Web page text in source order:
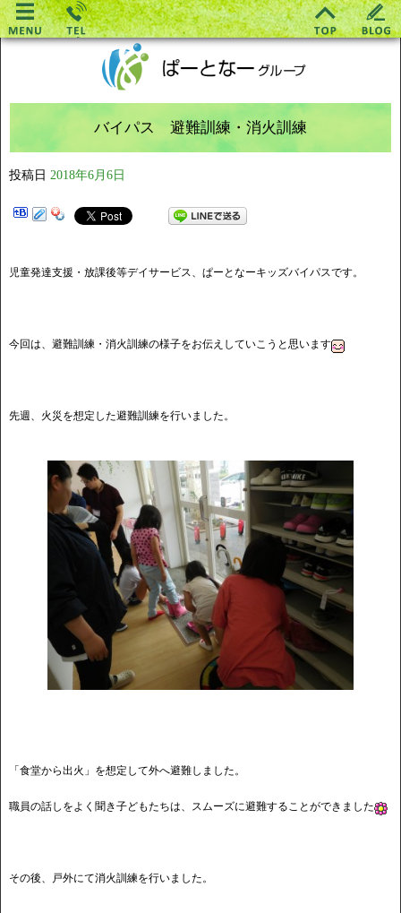
バイパス 避難訓練・消火訓練
投稿日 2018年6月6日
児童発達支援・放課後等デイサービス、ぱーとなーキッズバイパスです。
今回は、避難訓練・消火訓練の様子をお伝えしていこうと思います
先週、火災を想定した避難訓練を行いました。
「食堂から出火」を想定して外へ避難しました。
職員の話しをよく聞き子どもたちは、スムーズに避難することができました
その後、戸外にて消火訓練を行いました。